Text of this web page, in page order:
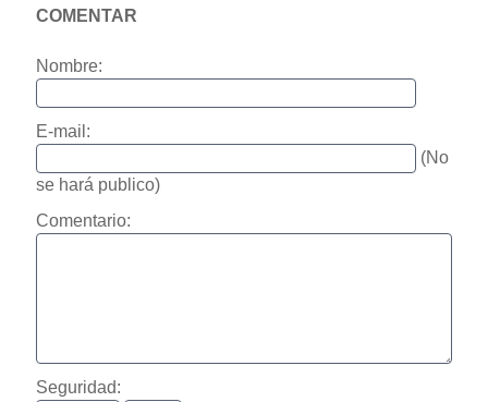
COMENTAR
Nombre:
E-mail:
(No
se hará publico)
Comentario:
Seguridad: